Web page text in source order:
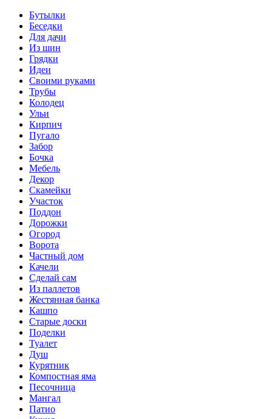
Бутылки
Беседки
Для дачи
Из шин
Грядки
Идеи
Своими руками
Трубы
Колодец
Ульи
Кирпич
Пугало
Забор
Бочка
Мебель
Декор
Скамейки
Участок
Поддон
Дорожки
Огород
Ворота
Частный дом
Качели
Сделай сам
Из паллетов
Жестянная банка
Кашпо
Старые доски
Поделки
Туалет
Душ
Курятник
Компостная яма
Песочница
Мангал
Патио